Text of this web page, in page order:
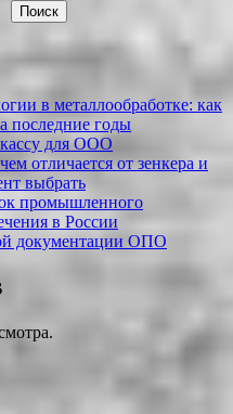
Поиск
в металлообработке: как
последние годы
для ООО
отличается от зенкера и
выбрать
промышленного
в России
документации ОПО